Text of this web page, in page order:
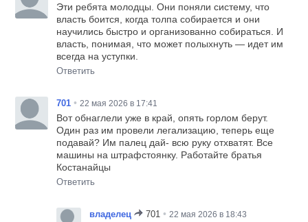
Эти ребята молодцы. Они поняли систему, что
власть боится, когда толпа собирается и они
научились быстро и организованно собираться. И
власть, понимая, что может полыхнуть — идет им
всегда на уступки.
Ответить
701 • 22 мая 2026 в 17:41
Вот обнаглели уже в край, опять горлом берут.
Один раз им провели легализацию, теперь еще
подавай? Им палец дай- всю руку отхватят. Все
машины на штрафстоянку. Работайте братья
Костанайцы
Ответить
владелец 701 • 22 мая 2026 в 18:43